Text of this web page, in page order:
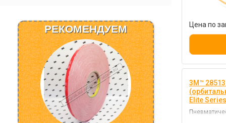
Цена по
3M™
Elite Series
РЕКОМЕНДУЕМ